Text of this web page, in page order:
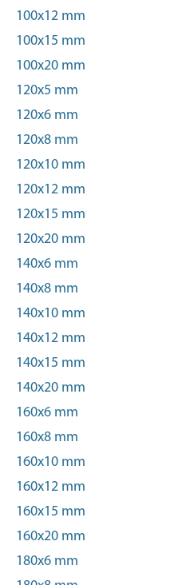
100x12 mm
100x15 mm
100x20 mm
120x5 mm
120x6 mm
120x8 mm
120x10 mm
120x12 mm
120x15 mm
120x20 mm
140x6 mm
140x8 mm
140x10 mm
140x12 mm
140x15 mm
140x20 mm
160x6 mm
160x8 mm
160x10 mm
160x12 mm
160x15 mm
160x20 mm
180x6 mm